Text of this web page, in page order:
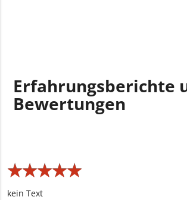
Erfahrungsberichte
Bewertungen
★★★★★
★★★★★
kein Text